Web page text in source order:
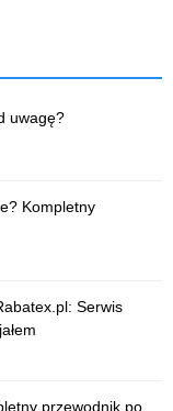
uwagę?
Kompletny
Serwis
przewodnik po